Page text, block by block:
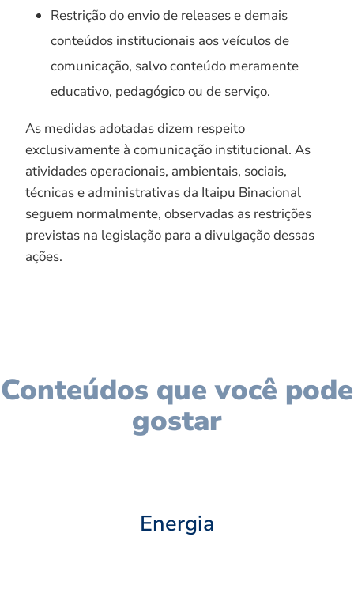
Restrição do envio de releases e demais
conteúdos institucionais aos veículos de
comunicação, salvo conteúdo meramente
educativo, pedagógico ou de serviço.
As medidas adotadas dizem respeito
exclusivamente à comunicação institucional. As
atividades operacionais, ambientais, sociais,
técnicas e administrativas da Itaipu Binacional
seguem normalmente, observadas as restrições
previstas na legislação para a divulgação dessas
ações.
Conteúdos que você pode
gostar
Energia